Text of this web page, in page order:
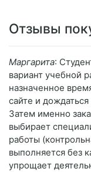
Отзывы
Маргарита:
вариант учебной
назначенное
сайте и
Затем именно
выбирает
работы
выполняется без
упрощает